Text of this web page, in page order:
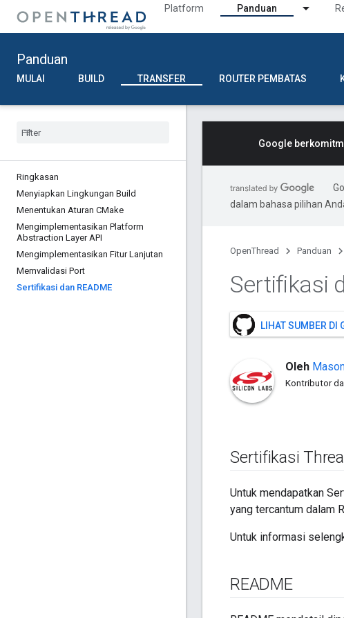
Platform Panduan
Panduan
MULAI BUILD TRANSFER ROUTER PEMBATAS
Ringkasan
Menyiapkan Lingkungan Build
Menentukan Aturan CMake
Mengimplementasikan Platform
Abstraction Layer API
Mengimplementasikan Fitur Lanjutan
Memvalidasi Port
Sertifikasi dan README
Google
dalam bahasa pilihan
OpenThread Panduan
Sertifikasi
LIHAT SUMBER DI
Oleh
Kontributor
Sertifikasi
Untuk mendapatkan
yang tercantum dalam
Untuk informasi
README